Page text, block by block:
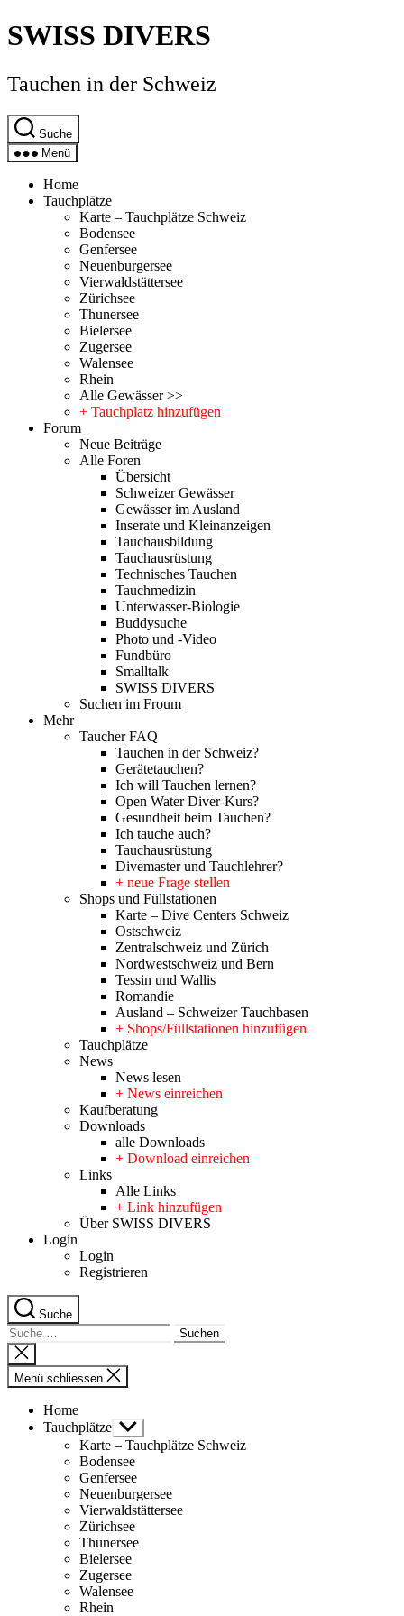
Direkt
zum
wechseln
SWISS DIVERS
Tauchen in der Schweiz
Suche
Menü
Home
Tauchplätze
Karte – Tauchplätze Schweiz
Bodensee
Genfersee
Neuenburgersee
Vierwaldstättersee
Zürichsee
Thunersee
Bielersee
Zugersee
Walensee
Rhein
Alle Gewässer >>
+ Tauchplatz hinzufügen
Forum
Neue Beiträge
Alle Foren
Übersicht
Schweizer Gewässer
Gewässer im Ausland
Inserate und Kleinanzeigen
Tauchausbildung
Tauchausrüstung
Technisches Tauchen
Tauchmedizin
Unterwasser-Biologie
Buddysuche
Photo und -Video
Fundbüro
Smalltalk
SWISS DIVERS
Suchen im Froum
Mehr
Taucher FAQ
Tauchen in der Schweiz?
Gerätetauchen?
Ich will Tauchen lernen?
Open Water Diver-Kurs?
Gesundheit beim Tauchen?
Ich tauche auch?
Tauchausrüstung
Divemaster und Tauchlehrer?
+ neue Frage stellen
Shops und Füllstationen
Karte – Dive Centers Schweiz
Ostschweiz
Zentralschweiz und Zürich
Nordwestschweiz und Bern
Tessin und Wallis
Romandie
Ausland – Schweizer Tauchbasen
+ Shops/Füllstationen hinzufügen
Tauchplätze
News
News lesen
+ News einreichen
Kaufberatung
Downloads
alle Downloads
+ Download einreichen
Links
Alle Links
+ Link hinzufügen
Über SWISS DIVERS
Login
Login
Registrieren
Suche
Suche
nach:
Suche
schliessen
Menü schliessen
Home
Tauchplätze Untermenü
anzeigen
Karte – Tauchplätze Schweiz
Bodensee
Genfersee
Neuenburgersee
Vierwaldstättersee
Zürichsee
Thunersee
Bielersee
Zugersee
Walensee
Rhein